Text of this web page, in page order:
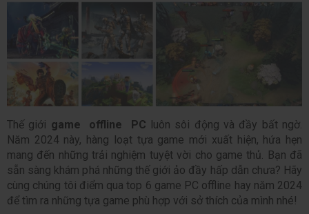
Thế giới game  offline  PC luôn sôi động và đầy bất ngờ.
Năm 2024 này, hàng loạt tựa game mới xuất hiện, hứa hẹn
mang đến những trải nghiệm tuyệt vời cho game thủ. Bạn đã
sẵn sàng khám phá những thế giới ảo đầy hấp dẫn chưa? Hãy
cùng chúng tôi điểm qua top 6 game PC offline hay năm 2024
để tìm ra những tựa game phù hợp với sở thích của mình nhé!